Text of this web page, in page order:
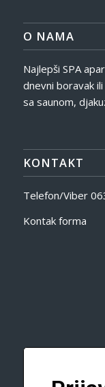
O NAMA
Najlepši SPA
dnevni boravak
sa saunom,
KONTAKT
Telefon/Viber
Kontak forma